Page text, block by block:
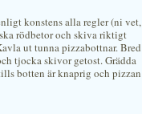
konstens alla regler (ni vet,
rödbetor och skiva riktigt
ut tunna pizzabottnar. Bred
tjocka skivor getost. Grädda
botten är knaprig och pizzan